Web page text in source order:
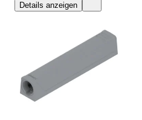
Details anzeigen